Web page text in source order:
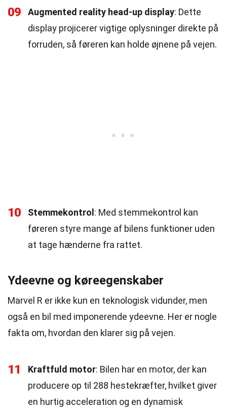
09 Augmented reality head-up display: Dette
display projicerer vigtige oplysninger direkte på
forruden, så føreren kan holde øjnene på vejen.
10 Stemmekontrol : Med stemmekontrol kan
føreren styre mange af bilens funktioner uden
at tage hænderne fra rattet.
Ydeevne og køreegenskaber
Marvel R er ikke kun en teknologisk vidunder, men
også en bil med imponerende ydeevne. Her er nogle
fakta om, hvordan den klarer sig på vejen.
11 Kraftfuld motor: Bilen har en motor, der kan
producere op til 288 hestekræfter, hvilket giver
en hurtig acceleration og en dynamisk